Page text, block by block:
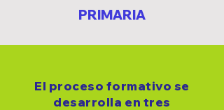
PRIMARIA
El proceso formativo se
desarrolla en tres